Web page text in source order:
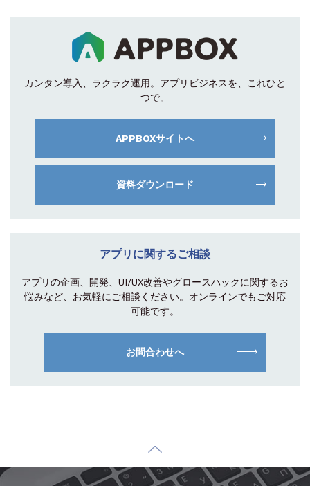
カンタン導入、ラクラク運用。 アプリビジネスを、これひと
つで。
APPBOXサイトへ
資料ダウンロード
アプリに関するご相談
アプリの企画、開発、UI/UX改善やグロースハックに関するお
悩みなど、お気軽にご相談 ください。オンラインでもご対応
可能です。
お問合わせへ